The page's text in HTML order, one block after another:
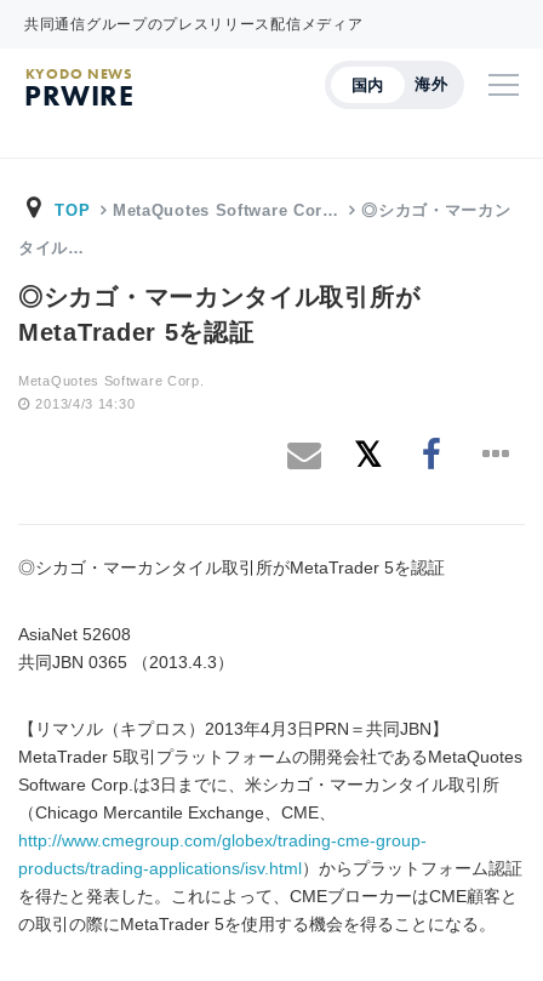
共同通信グループのプレスリリース配信メディア
国内 海外
KYODO NEWS
PRWIRE
TOP MetaQuotes Software Cor… ◎シカゴ・マーカン
タイル…
◎シカゴ・マーカンタイル取引所が
MetaTrader 5を認証
MetaQuotes Software Corp.
2013/4/3 14:30
◎シカゴ・マーカンタイル取引所がMetaTrader 5を認証
AsiaNet 52608
共同JBN 0365 （2013.4.3）
【リマソル（キプロス）2013年4月3日PRN＝共同JBN】
MetaTrader 5取引プラットフォームの開発会社であるMetaQuotes
Software Corp.は3日までに、米シカゴ・マーカンタイル取引所
（Chicago Mercantile Exchange、CME、
http://www.cmegroup.com/globex/trading-cme-group-
products/trading-applications/isv.html ）からプラットフォーム認証
を得たと発表した。これによって、CMEブローカーはCME顧客と
の取引の際にMetaTrader 5を使用する機会を得ることになる。